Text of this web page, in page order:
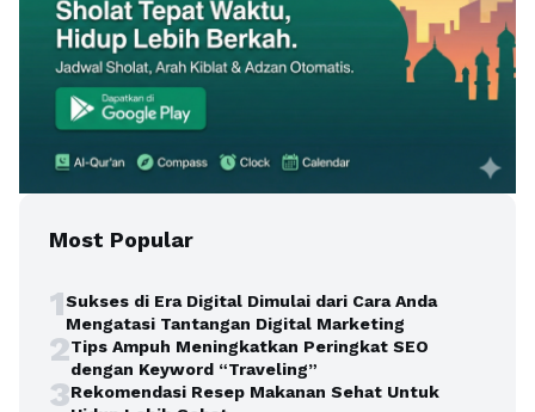
Most Popular
1Sukses di Era Digital Dimulai dari Cara Anda
Mengatasi Tantangan Digital Marketing
2Tips Ampuh Meningkatkan Peringkat SEO
dengan Keyword “Traveling”
3Rekomendasi Resep Makanan Sehat Untuk